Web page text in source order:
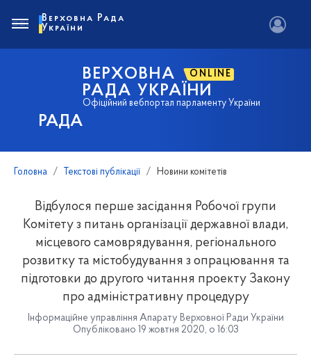
РАДА
ВЕРХОВНА ONLINE
РАДА УКРАЇНИ
Офіційний вебпортал парламенту України
Верховна Рада
України
Головна Текстові публікації Новини комітетів
Відбулося перше засідання Робочої групи
Комітету з питань організації державної влади,
місцевого самоврядування, регіонального
розвитку та містобудування з опрацювання та
підготовки до другого читання проекту Закону
про адміністративну процедуру
Інформаційне управління Апарату Верховної Ради України
Опубліковано 19 жовтня 2020, о 16:03